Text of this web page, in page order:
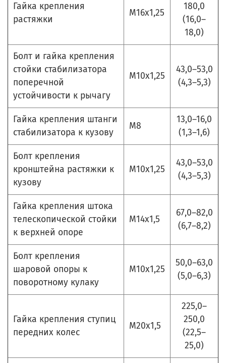
Гайка крепления
растяжки
М16х1,25
180,0
(16,0–
18,0)
Болт и гайка крепления
стойки стабилизатора
поперечной
устойчивости к рычагу
М10х1,25
43,0–53,0
(4,3–5,3)
Гайка крепления штанги
стабилизатора к кузову
М8
13,0–16,0
(1,3–1,6)
Болт крепления
кронштейна растяжки к
кузову
М10х1,25
43,0–53,0
(4,3–5,3)
Гайка крепления штока
телескопической стойки
к верхней опоре
М14х1,5
67,0–82,0
(6,7–8,2)
Болт крепления
шаровой опоры к
поворотному кулаку
М10х1,25
50,0–63,0
(5,0–6,3)
Гайка крепления ступиц
передних колес
М20х1,5
225,0–
250,0
(22,5–
25,0)